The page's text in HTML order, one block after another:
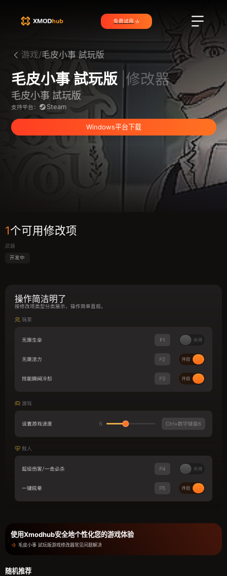
免费试用
游戏/毛皮小事 試玩版
毛皮小事 試玩版 |修改器
毛皮小事 試玩版
支持平台： Steam
Windows平台下载
1个可用修改项
武器
开发中
操作简洁明了
按修改项类型分类展示，操作简单直观。
使用Xmodhub安全地个性化您的游戏体验
毛皮小事 試玩版游戏修改器常见问题解决
随机推荐